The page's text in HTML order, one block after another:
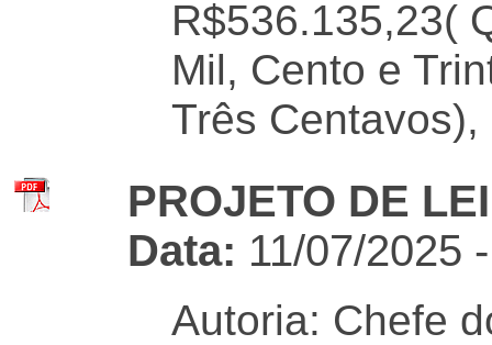
R$536.135,23(
Mil, Cento e
Três
PROJETO DE
Data: 11/07/2025
Autoria: Chefe